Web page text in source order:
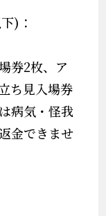
)：
券2枚、ア
ち見入場券
病気・怪我
金できませ